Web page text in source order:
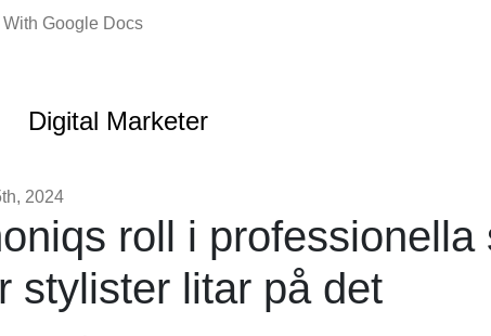
Google Docs
Digital Marketer
2024
roll i professionella
stylister litar på det